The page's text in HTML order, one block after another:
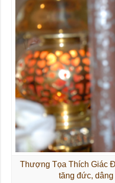
Thượng Tọa Thích Giác
tăng đức,